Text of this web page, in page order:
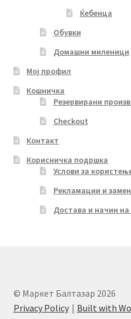
Ќебенца
Обувки
Домашни миленици
Мој профил
Кошничка
Резервирани
Checkout
Контакт
Корисничка подршка
Услови за
Рекламации и
Достава и начин
© Маркет Балтазар 2026
Privacy Policy
Built with